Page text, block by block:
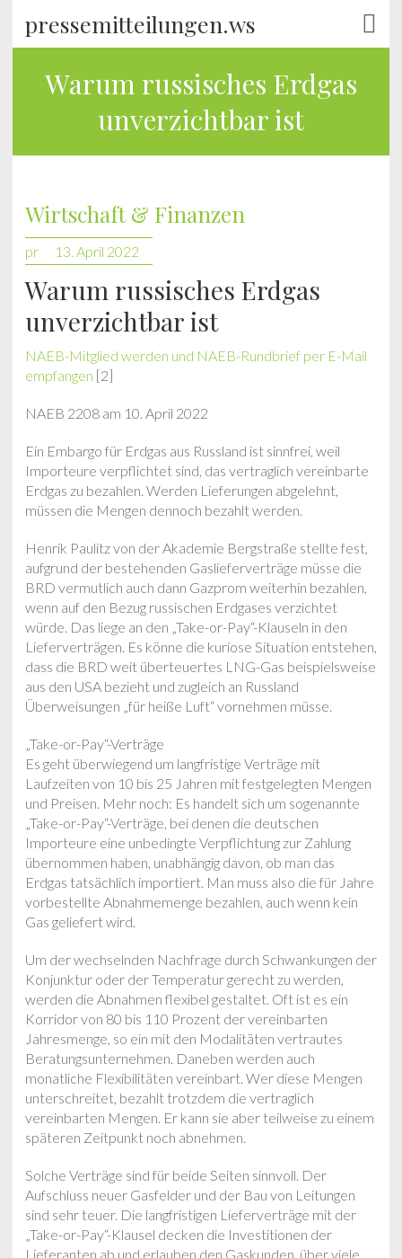
pressemitteilungen.ws
Warum russisches Erdgas
unverzichtbar ist
Wirtschaft & Finanzen
pr 13. April 2022
Warum russisches Erdgas
unverzichtbar ist
NAEB-Mitglied werden und NAEB-Rundbrief per E-Mail
empfangen [2]
NAEB 2208 am 10. April 2022
Ein Embargo für Erdgas aus Russland ist sinnfrei, weil
Importeure verpflichtet sind, das vertraglich vereinbarte
Erdgas zu bezahlen. Werden Lieferungen abgelehnt,
müssen die Mengen dennoch bezahlt werden.
Henrik Paulitz von der Akademie Bergstraße stellte fest,
aufgrund der bestehenden Gaslieferverträge müsse die
BRD vermutlich auch dann Gazprom weiterhin bezahlen,
wenn auf den Bezug russischen Erdgases verzichtet
würde. Das liege an den „Take-or-Pay“-Klauseln in den
Lieferverträgen. Es könne die kuriose Situation entstehen,
dass die BRD weit überteuertes LNG-Gas beispielsweise
aus den USA bezieht und zugleich an Russland
Überweisungen „für heiße Luft“ vornehmen müsse.
„Take-or-Pay“-Verträge
Es geht überwiegend um langfristige Verträge mit
Laufzeiten von 10 bis 25 Jahren mit festgelegten Mengen
und Preisen. Mehr noch: Es handelt sich um sogenannte
„Take-or-Pay“-Verträge, bei denen die deutschen
Importeure eine unbedingte Verpflichtung zur Zahlung
übernommen haben, unabhängig davon, ob man das
Erdgas tatsächlich importiert. Man muss also die für Jahre
vorbestellte Abnahmemenge bezahlen, auch wenn kein
Gas geliefert wird.
Um der wechselnden Nachfrage durch Schwankungen der
Konjunktur oder der Temperatur gerecht zu werden,
werden die Abnahmen flexibel gestaltet. Oft ist es ein
Korridor von 80 bis 110 Prozent der vereinbarten
Jahresmenge, so ein mit den Modalitäten vertrautes
Beratungsunternehmen. Daneben werden auch
monatliche Flexibilitäten vereinbart. Wer diese Mengen
unterschreitet, bezahlt trotzdem die vertraglich
vereinbarten Mengen. Er kann sie aber teilweise zu einem
späteren Zeitpunkt noch abnehmen.
Solche Verträge sind für beide Seiten sinnvoll. Der
Aufschluss neuer Gasfelder und der Bau von Leitungen
sind sehr teuer. Die langfristigen Lieferverträge mit der
„Take-or-Pay“-Klausel decken die Investitionen der
Lieferanten ab und erlauben den Gaskunden, über viele